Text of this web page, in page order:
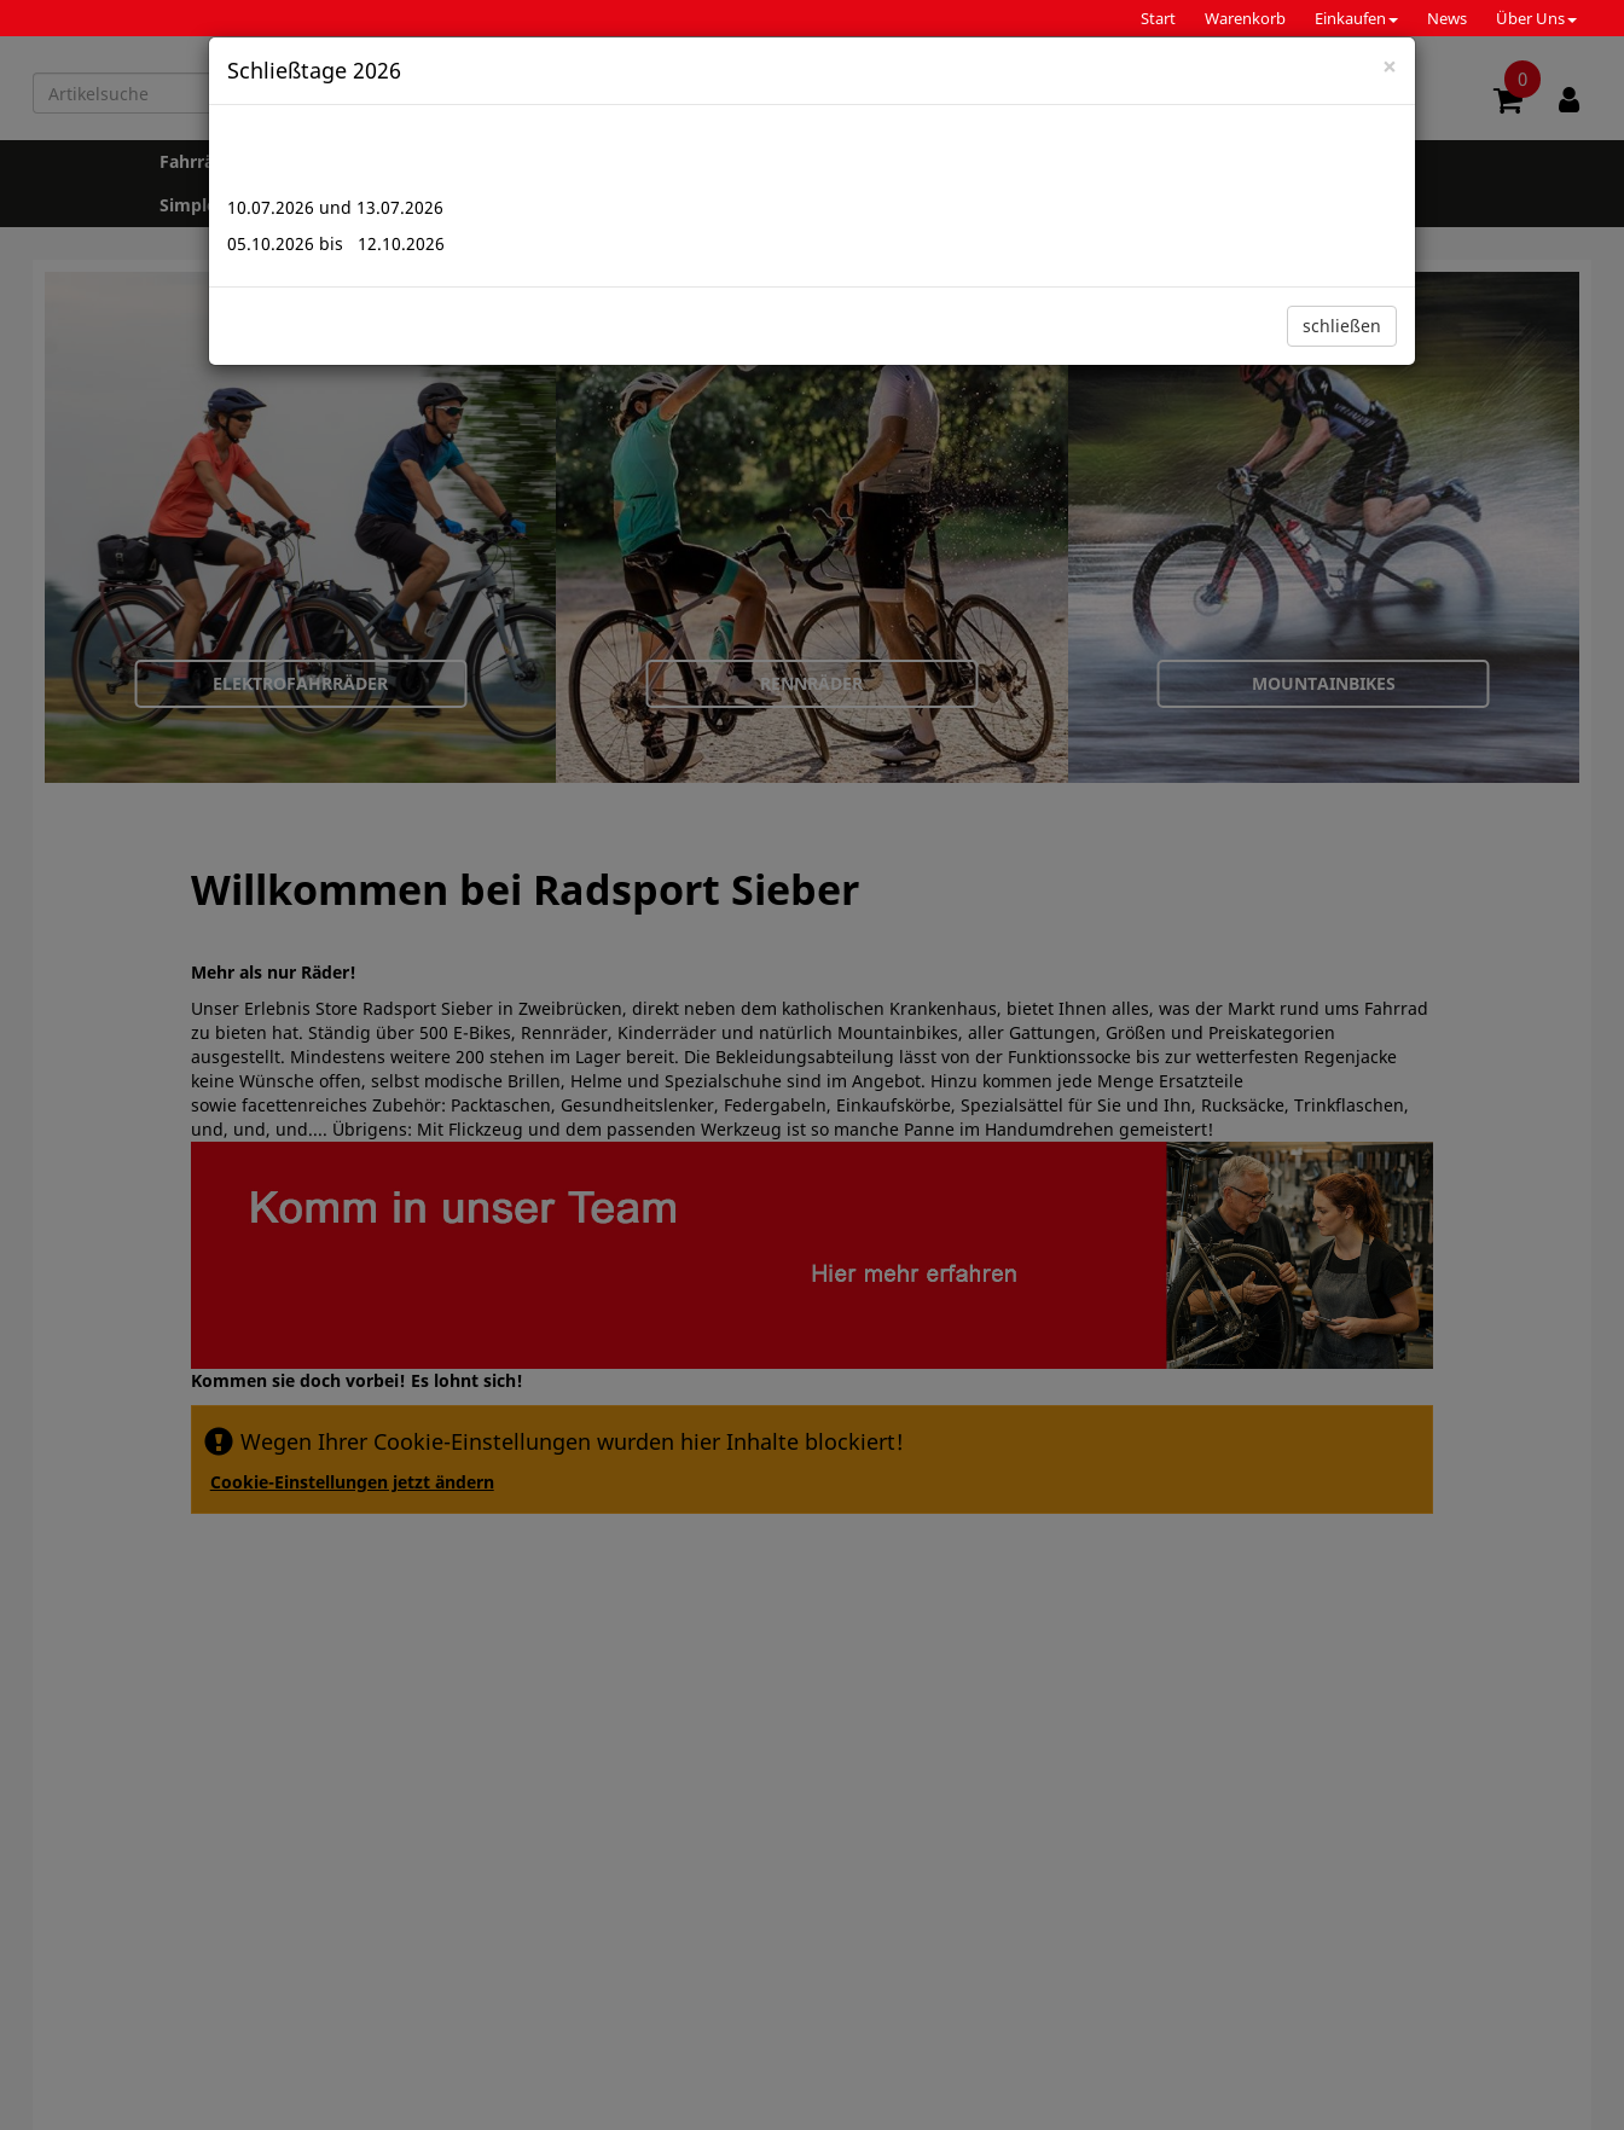
×
Schließtage 2026
10.07.2026 und 13.07.2026
05.10.2026 bis 12.10.2026
schließen
Start Warenkorb Einkaufen News Über Uns
0
Fahrräder
Simplon
Fahrradzubehör
ELEKTROFAHRRÄDER RENNRÄDER MOUNTAINBIKES
Willkommen bei Radsport Sieber
Mehr als nur Räder!
Unser Erlebnis Store Radsport Sieber in Zweibrücken, direkt neben dem katholischen Krankenhaus, bietet Ihnen alles, was der Markt rund ums Fahrrad
zu bieten hat. Ständig über 500 E-Bikes, Rennräder, Kinderräder und natürlich Mountainbikes, aller Gattungen, Größen und Preiskategorien
ausgestellt. Mindestens weitere 200 stehen im Lager bereit. Die Bekleidungsabteilung lässt von der Funktionssocke bis zur wetterfesten Regenjacke
keine Wünsche offen, selbst modische Brillen, Helme und Spezialschuhe sind im Angebot. Hinzu kommen jede Menge Ersatzteile
sowie facettenreiches Zubehör: Packtaschen, Gesundheitslenker, Federgabeln, Einkaufskörbe, Spezialsättel für Sie und Ihn, Rucksäcke, Trinkflaschen,
und, und, und.... Übrigens: Mit Flickzeug und dem passenden Werkzeug ist so manche Panne im Handumdrehen gemeistert!
Kommen sie doch vorbei! Es lohnt sich!
Wegen Ihrer Cookie-Einstellungen wurden hier Inhalte blockiert!
Cookie-Einstellungen jetzt ändern